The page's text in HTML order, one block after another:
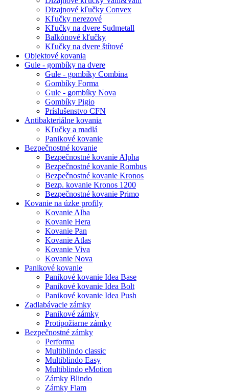
Dizajnové kľučky Convex
Kľučky nerezové
Kľučky na dvere Sudmetall
Balkónové kľučky
Kľučky na dvere štítové
Objektové kovania
Gule - gombíky na dvere
Gule - gombíky Combina
Gombíky Forma
Gule - gombíky Nova
Gombíky Pigio
Príslušenstvo CFN
Antibakteriálne kovania
Kľučky a madlá
Panikové kovanie
Bezpečnostné kovanie
Bezpečnostné kovanie Alpha
Bezpečnostné kovanie Rombus
Bezpečnostné kovanie Kronos
Bezp. kovanie Kronos 1200
Bezpečnostné kovanie Primo
Kovanie na úzke profily
Kovanie Alba
Kovanie Hera
Kovanie Pan
Kovanie Atlas
Kovanie Viva
Kovanie Nova
Panikové kovanie
Panikové kovanie Idea Base
Panikové kovanie Idea Bolt
Panikové kovanie Idea Push
Zadlabávacie zámky
Panikové zámky
Protipožiarne zámky
Bezpečnostné zámky
Performa
Multiblindo classic
Multiblindo Easy
Multiblindo eMotion
Zámky Blindo
Zámky Fiam